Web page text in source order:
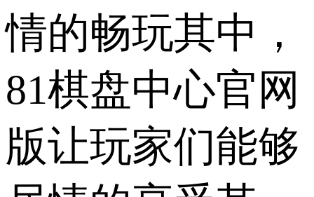
情的畅玩其中，
81棋盘中心官网
版让玩家们能够